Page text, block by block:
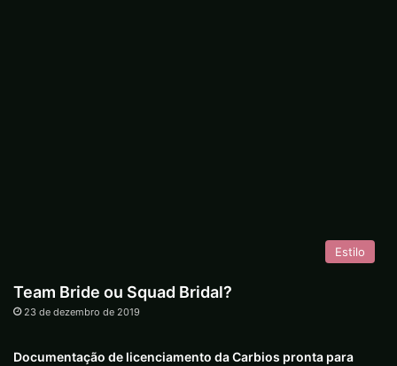
Estilo
Team Bride ou Squad Bridal?
23 de dezembro de 2019
Documentação de licenciamento da Carbios pronta para